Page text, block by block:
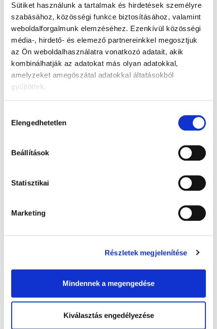
Sütiket használunk a tartalmak és hirdetések személyre
szabásához, közösségi funkce biztosításához, valamint
weboldalforgalmunk elemzéséhez. Ezenkívül közösségi
média-, hirdető- és elemező partnereinkkel megosztjuk
az Ön weboldalhasználatra vonatkozó adatait, akik
kombinálhatják az adatokat más olyan adatokkal,
amelyzeket amegöszátal adatokkal áltatásokból
gyűjtöttek.
kiválasztása
Elengedhetetlen
Beállítások
Statisztikai
Marketing
Részletek megjelenítése
Mindennek a megengedése
Kiválasztás engedélyezése
SALVEST Smushie BIO
Protein Boost (170 g)
Egységár:
510,59 Ft / 100 g
Termék részletes leírása
Zöldséges-húsos bébiétel hozzátáplált csecsemők
Sárgarépa, burgonya, brokkoli, csirkehús, rizs,
visszazárható tasaknak, ami ideális abban az
megbirkózni ezzel a sok finomsággal. Nem
tartalmaz hozzáadott cukrot, mesterséges
színezéket, aromákat, tartósítószert. A termék
hőkezelt, eltarthatóságát kíméletes sterilizálás
biztosítja. A bébiételt gyermekorvosokkal
együttműködve fejlesztették ki.
Melegítse fel a terméket klasszikusan